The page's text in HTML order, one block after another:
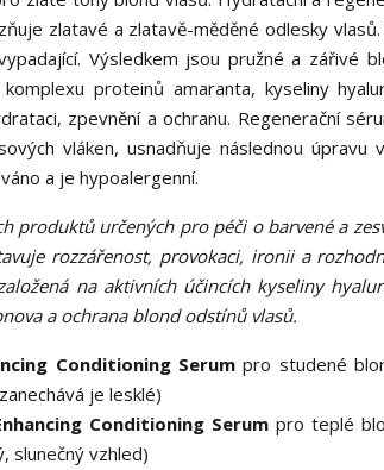
zlatavé a zlatavě-měděné odlesky
Výsledkem jsou pružné a zářivé
proteinů amaranta, kyseliny
zpevnění a ochranu. Regenerační
vláken, usnadňuje následnou úpravu
a je hypoalergenní.
produktů určených pro péči o barvené a
rozzářenost, provokaci, ironii a
na aktivních účincích kyseliny
a ochrana blond odstínů vlasů.
Conditioning Serum pro studené
je lesklé)
Conditioning Serum pro teplé
slunečný vzhled)